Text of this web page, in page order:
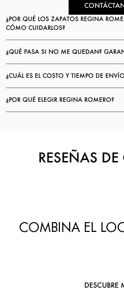
¿POR QUÉ LOS ZAPATOS REGINA
CÓMO CUIDARLOS?
¿QUÉ PASA SI NO ME QUEDAN?
¿CUÁL ES EL COSTO Y TIEMPO DE
¿POR QUÉ ELEGIR REGINA ROMERO?
RESEÑAS DE
COMBINA EL
DESCUBRE